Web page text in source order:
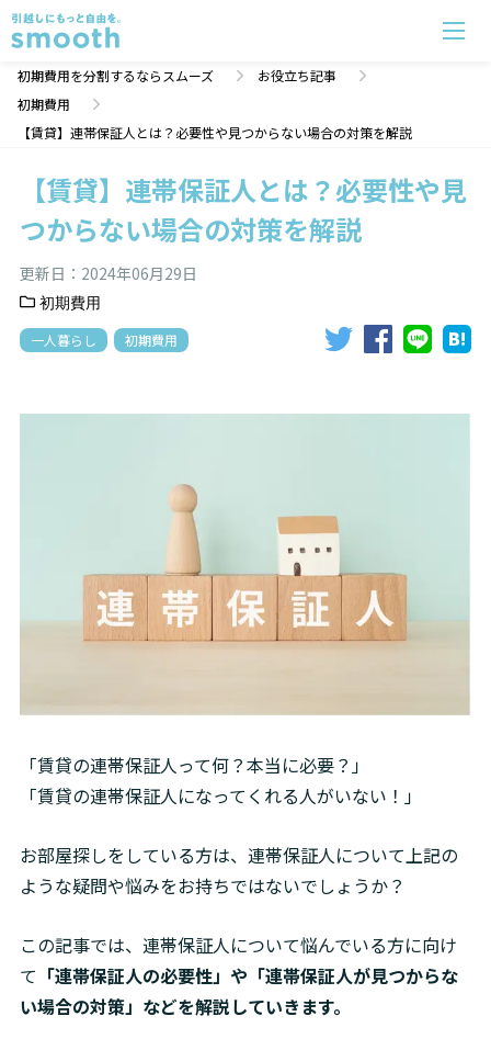
初期費用を分割するならスムーズ
お役立ち記事
初期費用
【賃貸】連帯保証人とは？必要性や見つからない場合の対策を解説
【賃貸】連帯保証人とは？必要性や見
つからない場合の対策を解説
更新日： 2024年06月29日
初期費用
一人暮らし 初期費用
「賃貸の連帯保証人って何？本当に必要？」
「賃貸の連帯保証人になってくれる人がいない！」
お部屋探しをしている方は、連帯保証人について上記の
ような疑問や悩みをお持ちではないでしょうか？
この記事では、連帯保証人について悩んでいる方に向け
て 「連帯保証人の必要性」や「連帯保証人が見つからな
い場合の対策」などを解説していきます。